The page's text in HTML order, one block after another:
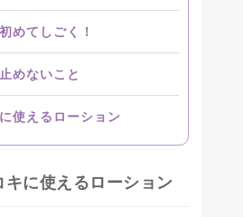
めてしごく！
めないこと
使えるローション
キに使えるローション